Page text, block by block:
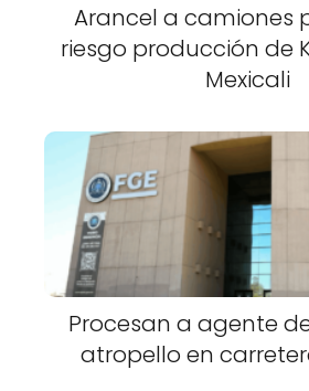
Arancel a camiones
riesgo producción de
Mexicali
Procesan a agente
atropello en